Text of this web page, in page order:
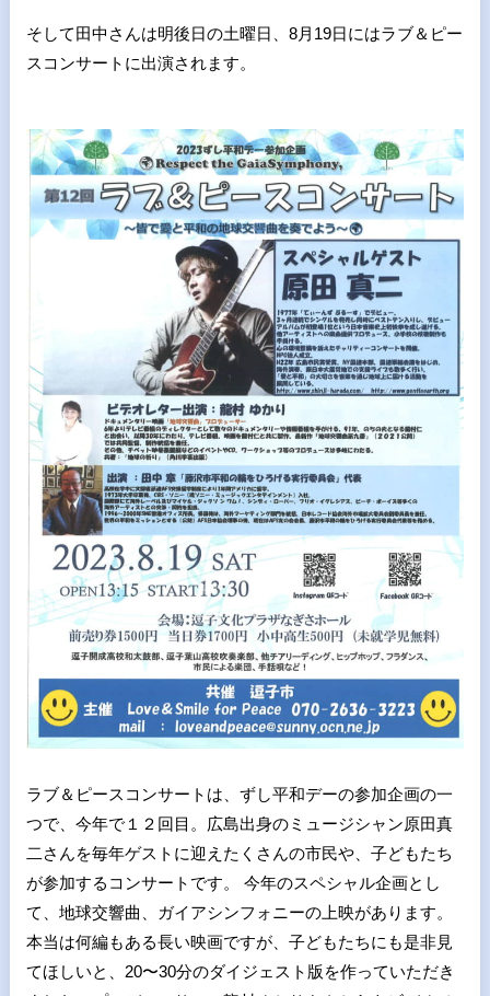
そして田中さんは明後日の土曜日、8月19日にはラブ＆ピー
スコンサートに出演されます。
ラブ＆ピースコンサートは、ずし平和デーの参加企画の一
つで、今年で１２回目。広島出身のミュージシャン原田真
二さんを毎年ゲストに迎えたくさんの市民や、子どもたち
が参加するコンサートです。 今年のスペシャル企画とし
て、地球交響曲、ガイアシンフォニーの上映があります。
本当は何編もある長い映画ですが、子どもたちにも是非見
てほしいと、20〜30分のダイジェスト版を作っていただき